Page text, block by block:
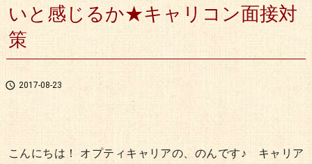
いと感じるか★キャリコン面接対
策
 2017-08-23
こんにちは！ オプティキャリアの、のんです♪ キャリア